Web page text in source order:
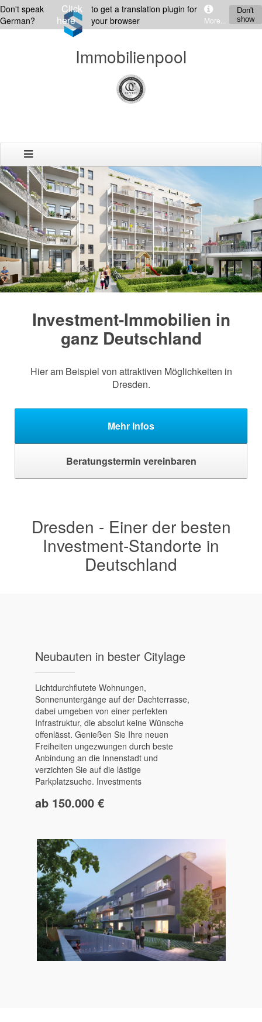
Immobilienpool
Don't speak
German?
Click
here
to get a translation plugin for
your browser
More...
Don't
show
Investment-Immobilien in
ganz Deutschland
Hier am Beispiel von attraktiven Möglichkeiten in
Dresden.
Mehr Infos
Beratungstermin vereinbaren
Dresden - Einer der besten
Investment-Standorte in
Deutschland
Neubauten in bester Citylage
Lichtdurchflutete Wohnungen,
Sonnenuntergänge auf der Dachterrasse,
dabei umgeben von einer perfekten
Infrastruktur, die absolut keine Wünsche
offenlässt. Genießen Sie Ihre neuen
Freiheiten ungezwungen durch beste
Anbindung an die Innenstadt und
verzichten Sie auf die lästige
Parkplatzsuche. Investments
ab 150.000 €